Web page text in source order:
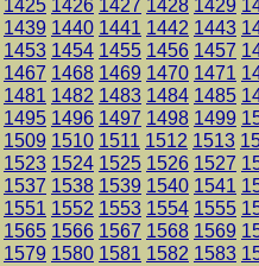
1425 1426 1427 1428 1429
1439 1440 1441 1442 1443
1453 1454 1455 1456 1457
1467 1468 1469 1470 1471
1481 1482 1483 1484 1485
1495 1496 1497 1498 1499
1509 1510 1511 1512 1513
1523 1524 1525 1526 1527
1537 1538 1539 1540 1541
1551 1552 1553 1554 1555
1565 1566 1567 1568 1569
1579 1580 1581 1582 1583